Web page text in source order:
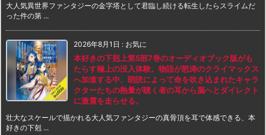
大人気異世界ファンタジーの金字塔として君臨し続ける転生したらスライムだ
った件の第 ...
2026年8月1日 : お気に
本好きの下剋上第5部7巻のオーディオブック版がも
たらす極上の没入体験。物語が怒涛のクライマックス
へ加速する中、朗読によって命を吹き込まれたキャラ
クターたちの熱量が聴く者の耳から脳へとダイレクト
に激震を走らせる。
壮大なスケールで描かれる大人気ファンタジーの真骨頂を耳で体感できる、本
好きの下剋 ...